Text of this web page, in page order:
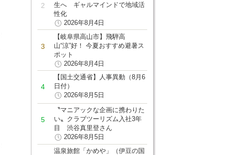
生へ ギャルマインドで地域活
性化
2026年8月4日
【岐阜県高山市】飛騨高
山“涼”好！ 今夏おすすめ避暑ス
ポット
2026年8月4日
【国土交通省】人事異動（8月6
日付）
2026年8月5日
〝マニアックな企画に携わりた
い〟クラブツーリズム入社3年
目 渋谷真里登さん
2026年8月5日
温泉旅館「かめや」（伊豆の国